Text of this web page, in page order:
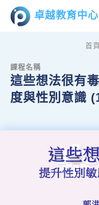
卓越教育中心
首頁
課程名稱
這些想法很有
度與性別意識